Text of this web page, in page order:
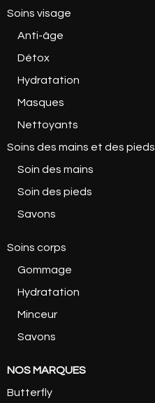
Soins visage
Anti-âge
Détox
Hydratation
Masques
Nettoyants
Soins des mains et des pieds
Soin des mains
Soin des pieds
Savons
Soins corps
Gommage
Hydratation
Minceur
Savons
NOS MARQUES
Butterfly